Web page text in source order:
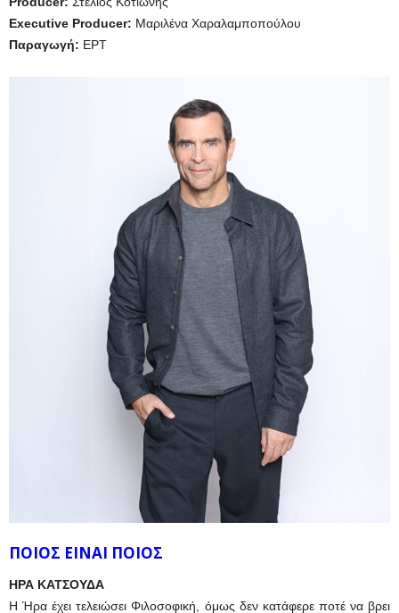
Executive Producer: Μαριλένα Χαραλαμποπούλου
Παραγωγή: ΕΡΤ
ΠΟΙΟΣ ΕΙΝΑΙ ΠΟΙΟΣ
ΗΡΑ ΚΑΤΣΟΥΔΑ
Η Ήρα έχει τελειώσει Φιλοσοφική, όμως δεν κατάφερε ποτέ να βρει